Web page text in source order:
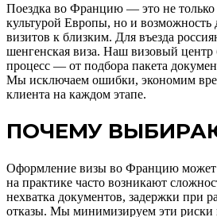
Поездка во Францию — это не только
культурой Европы, но и возможность
визитов к близким. Для въезда
шенгенская виза. Наш визовый центр
процесс — от подбора пакета
Мы исключаем ошибки, экономим
клиента на каждом этапе.
ПОЧЕМУ
Оформление визы во Францию может
на практике часто возникают
нехватка документов, задержки при
отказы. Мы минимизируем эти риски